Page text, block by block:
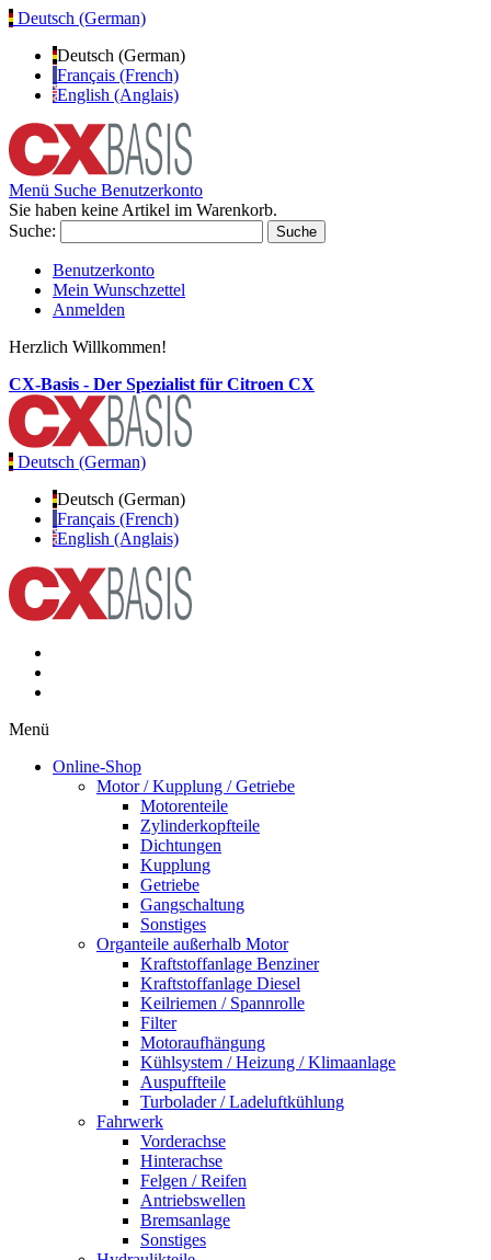
Deutsch (German)
Deutsch (German)
Français (French)
English (Anglais)
Menü Suche Benutzerkonto
Sie haben keine Artikel im Warenkorb.
Suche:
Suche
Benutzerkonto
Mein Wunschzettel
Anmelden
Herzlich Willkommen!
CX-Basis - Der Spezialist für Citroen CX
Deutsch (German)
Deutsch (German)
Français (French)
English (Anglais)
Menü
Online-Shop
Motor / Kupplung / Getriebe
Motorenteile
Zylinderkopfteile
Dichtungen
Kupplung
Getriebe
Gangschaltung
Sonstiges
Organteile außerhalb Motor
Kraftstoffanlage Benziner
Kraftstoffanlage Diesel
Keilriemen / Spannrolle
Filter
Motoraufhängung
Kühlsystem / Heizung / Klimaanlage
Auspuffteile
Turbolader / Ladeluftkühlung
Fahrwerk
Vorderachse
Hinterachse
Felgen / Reifen
Antriebswellen
Bremsanlage
Sonstiges